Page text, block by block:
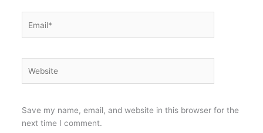
Save my name, email, and website in this browser for the
next time I comment.